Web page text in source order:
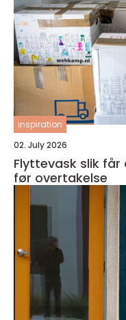
inspiration
02. July 2026
Flyttevask slik får du boligen skinnende ren
før overtakelse